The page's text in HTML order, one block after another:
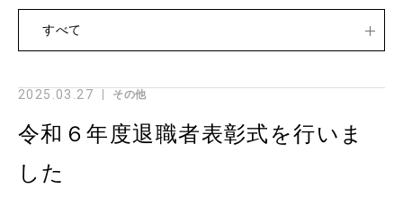
2025.03.27 その他
令和６年度退職者表彰式を行いま
した
すべて